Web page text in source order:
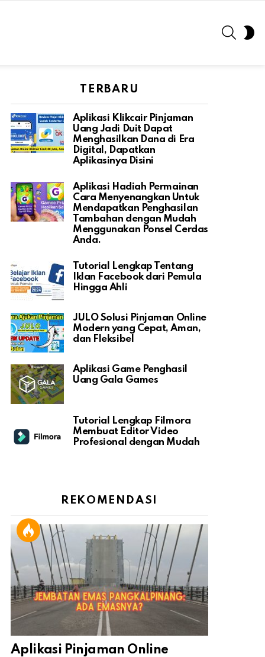
TERBARU
Aplikasi Klikcair Pinjaman
Uang Jadi Duit Dapat
Menghasilkan Dana di Era
Digital, Dapatkan
Aplikasinya Disini
Aplikasi Hadiah Permainan
Cara Menyenangkan Untuk
Mendapatkan Penghasilan
Tambahan dengan Mudah
Menggunakan Ponsel Cerdas
Anda.
Tutorial Lengkap Tentang
Iklan Facebook dari Pemula
Hingga Ahli
JULO Solusi Pinjaman Online
Modern yang Cepat, Aman,
dan Fleksibel
Aplikasi Game Penghasil
Uang Gala Games
Tutorial Lengkap Filmora
Membuat Editor Video
Profesional dengan Mudah
REKOMENDASI
Aplikasi Pinjaman Online